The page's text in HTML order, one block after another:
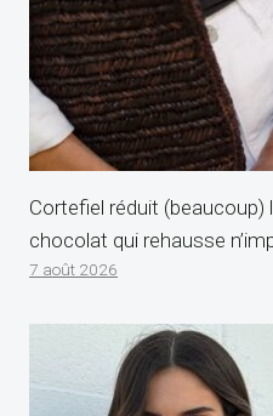
Cortefiel réduit
chocolat qui rehausse
7 août 2026